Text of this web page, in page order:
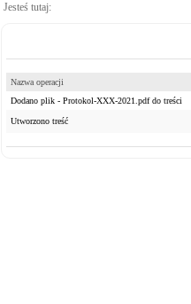
Jesteś tutaj:
Nazwa operacji
Dodano plik - Protokol-XXX-2021.pdf do treści
Utworzono treść